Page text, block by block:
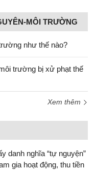
MÔI TRƯỜNG
như thế nào?
trường bị xử phạt thế
Xem thêm
danh nghĩa “tự nguyện”
gia hoạt động, thu tiền